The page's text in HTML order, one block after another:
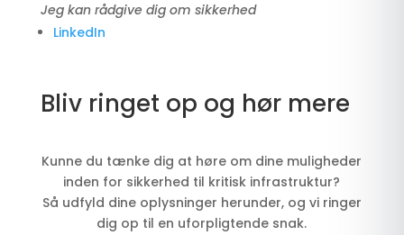
Jeg kan rådgive dig om sikkerhed
LinkedIn
Bliv ringet op og hør mere
Kunne du tænke dig at høre om dine muligheder
inden for sikkerhed til kritisk infrastruktur?
Så udfyld dine oplysninger herunder, og vi ringer
dig op til en uforpligtende snak.